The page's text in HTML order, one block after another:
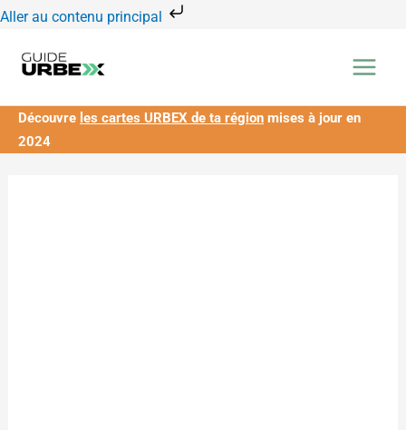
Aller au contenu principal
Aller
contenu
Découvre les cartes URBEX de ta région mises à jour en
2024